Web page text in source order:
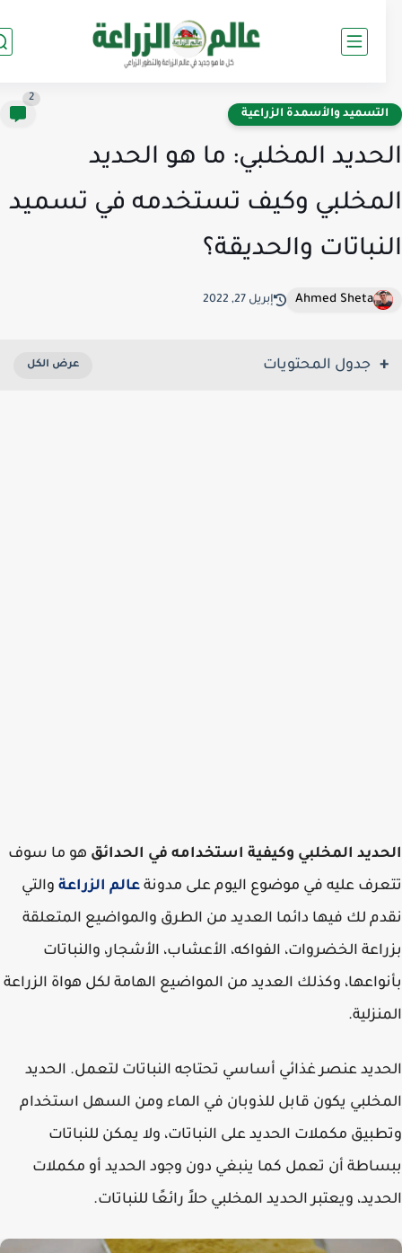
والأسمدة الزراعية
المخلبي: ما هو الحديد
وكيف تستخدمه في تسميد
والحديقة؟
Ahmed Sheta إبريل 27, 2022
جدول المحتويات
المخلبي وكيفية استخدامه في الحدائقهو ما سوف
عليه في موضوع اليوم على مدونةعالم الزراعةوالتي
لك فيها دائما العديد من الطرق والمواضيع المتعلقة
الخضروات، الفواكه، الأعشاب، الأشجار، والنباتات
وكذلك العديد من المواضيع الهامة لكل هواة الزراعة
عنصر غذائي أساسي تحتاجه النباتات لتعمل. الحديد
يكون قابل للذوبان في الماء ومن السهل استخدام
مكملات الحديد على النباتات، ولا يمكن للنباتات
أن تعمل كما ينبغي دون وجود الحديد أو مكملات
ويعتبر الحديد المخلبي حلاً رائعًا للنباتات.